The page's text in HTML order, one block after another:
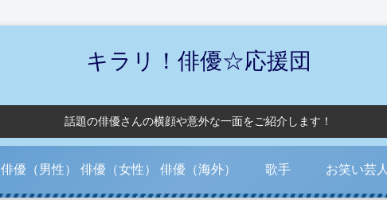
キラリ！俳優☆応援団
話題の俳優さんの横顔や意外な一面をご紹介します！
俳優（男性） 俳優（女性） 俳優（海外） 歌手 お笑い芸人